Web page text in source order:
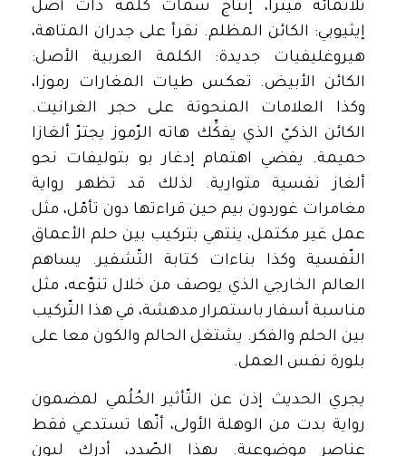
ثلاثمائة ميترا، إنتاج سمات كلمة ذات أصل
إيثيوبي: الكائن المظلم. نقرأ على جدران المتاهة،
هيروغليفيات جديدة: الكلمة العربية الأصل:
الكائن الأبيض. تعكس طيات المغارات رموزا،
وكذا العلامات المنحوتة على حجر الغرانيت.
الكائن الذكيّ الذي يفكِّك هاته الرّموز يجترّ ألغازا
حميمة. يفضي اهتمام إدغار بو بتوليفات نحو
ألغاز نفسية متوارية. لذلك قد تظهر رواية
مغامرات غوردون بيم حين قراءتها دون تأمّل، مثل
عمل غير مكتمل، ينتهي بتركيب بين حلم الأعماق
النّفسية وكذا بناءات كتابة التّشفير. يساهم
العالم الخارجي الذي يوصف من خلال تنوّعه، مثل
مناسبة أسفار باستمرار مدهشة، في هذا التّركيب
بين الحلم والفكر. يشتغل الحالم والكون معا على
بلورة نفس العمل.
يجري الحديث إذن عن التّأثير الحُلُمي لمضمون
رواية بدت من الوهلة الأولى، أنّها تستدعي فقط
عناصر موضوعية. بهذا الصّدد، أدرك ليون